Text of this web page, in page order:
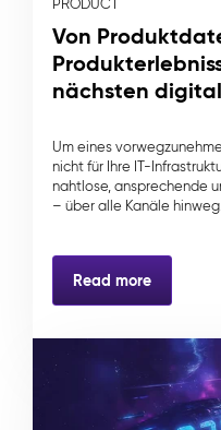
PRODUCT
Von
nächsten
Um eines
nicht für Ihre IT-
nahtlose, ansprechende
– über alle Kanäle
Read more